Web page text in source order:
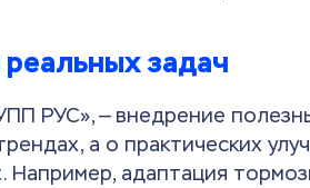
задач
РУС», — внедрение
а о практических
Например, адаптация